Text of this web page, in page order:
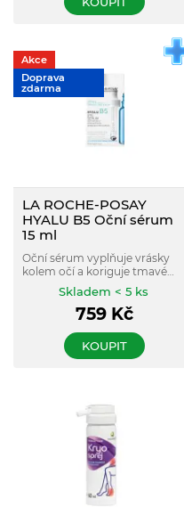
Akce
Doprava
zdarma
LA ROCHE-POSAY
HYALU B5 Oční sérum
15 ml
Oční sérum vyplňuje vrásky
kolem očí a koriguje tmavé
kruhy pod očima.
Skladem < 5 ks
759Kč
KOUPIT